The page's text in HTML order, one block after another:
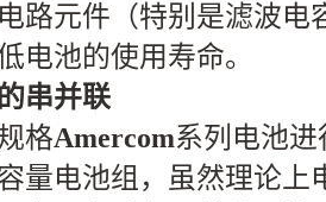
路元件（特别是滤波电
电池的使用寿命。
串并联
格Amercom系列电池
量电池组，虽然理论上